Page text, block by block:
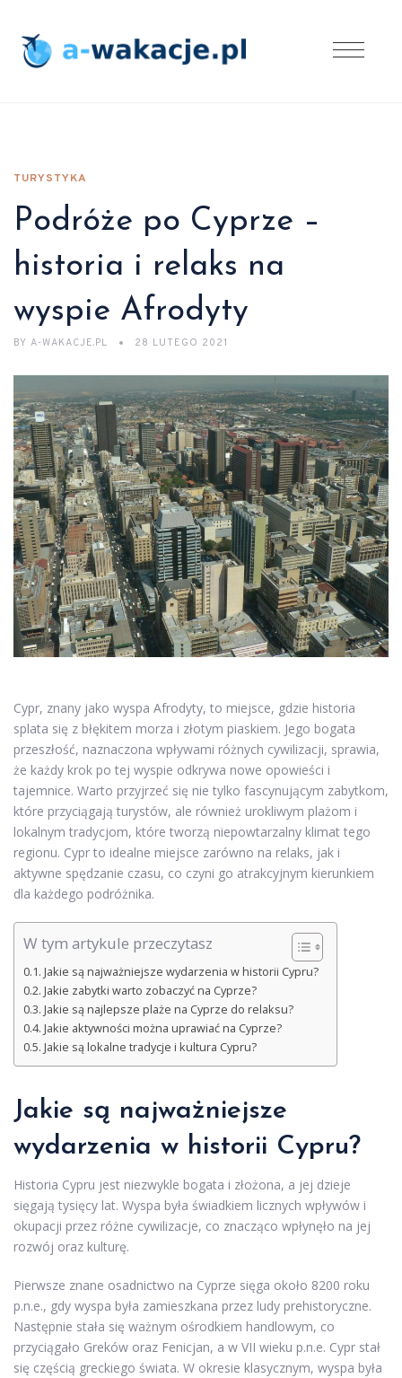
TURYSTYKA
Podróże po Cyprze –
historia i relaks na
wyspie Afrodyty
BY A-WAKACJE.PL 28 LUTEGO 2021
Cypr, znany jako wyspa Afrodyty, to miejsce, gdzie historia
splata się z błękitem morza i złotym piaskiem. Jego bogata
przeszłość, naznaczona wpływami różnych cywilizacji, sprawia,
że każdy krok po tej wyspie odkrywa nowe opowieści i
tajemnice. Warto przyjrzeć się nie tylko fascynującym zabytkom,
które przyciągają turystów, ale również urokliwym plażom i
lokalnym tradycjom, które tworzą niepowtarzalny klimat tego
regionu. Cypr to idealne miejsce zarówno na relaks, jak i
aktywne spędzanie czasu, co czyni go atrakcyjnym kierunkiem
dla każdego podróżnika.
W tym artykule przeczytasz
Jakie są najważniejsze wydarzenia w historii Cypru?
Jakie zabytki warto zobaczyć na Cyprze?
Jakie są najlepsze plaże na Cyprze do relaksu?
Jakie aktywności można uprawiać na Cyprze?
Jakie są lokalne tradycje i kultura Cypru?
Jakie są najważniejsze
wydarzenia w historii Cypru?
Historia Cypru jest niezwykle bogata i złożona, a jej dzieje
sięgają tysięcy lat. Wyspa była świadkiem licznych wpływów i
okupacji przez różne cywilizacje, co znacząco wpłynęło na jej
rozwój oraz kulturę.
Pierwsze znane osadnictwo na Cyprze sięga około 8200 roku
p.n.e., gdy wyspa była zamieszkana przez ludy prehistoryczne.
Następnie stała się ważnym ośrodkiem handlowym, co
przyciągało Greków oraz Fenicjan, a w VII wieku p.n.e. Cypr stał
się częścią greckiego świata. W okresie klasycznym, wyspa była